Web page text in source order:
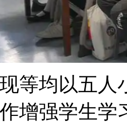
均以五人小
增强学生学